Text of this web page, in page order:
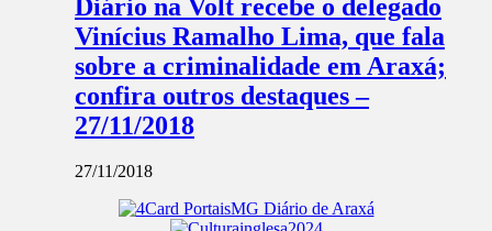
Diário na Volt recebe o delegado
Vinícius Ramalho Lima, que fala
sobre a criminalidade em Araxá;
confira outros destaques –
27/11/2018
27/11/2018